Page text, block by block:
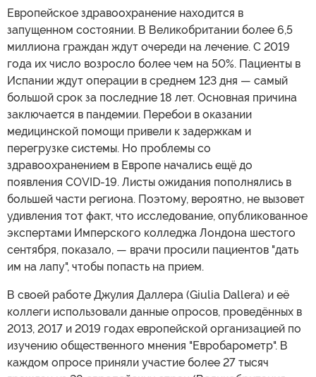
Европейское здравоохранение находится в
запущенном состоянии. В Великобритании более 6,5
миллиона граждан ждут очереди на лечение. С 2019
года их число возросло более чем на 50%. Пациенты в
Испании ждут операции в среднем 123 дня — самый
большой срок за последние 18 лет. Основная причина
заключается в пандемии. Перебои в оказании
медицинской помощи привели к задержкам и
перегрузке системы. Но проблемы со
здравоохранением в Европе начались ещё до
появления COVID-19. Листы ожидания пополнялись в
большей части региона. Поэтому, вероятно, не вызовет
удивления тот факт, что исследование, опубликованное
экспертами Имперского колледжа Лондона шестого
сентября, показало, — врачи просили пациентов "дать
им на лапу", чтобы попасть на прием.
В своей работе Джулия Даллера (Giulia Dallera) и её
коллеги использовали данные опросов, проведённых в
2013, 2017 и 2019 годах европейской организацией по
изучению общественного мнения "Евробарометр". В
каждом опросе приняли участие более 27 тысяч